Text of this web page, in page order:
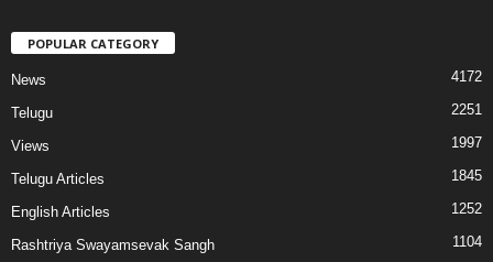
POPULAR CATEGORY
News 4172
Telugu 2251
Views 1997
Telugu Articles 1845
English Articles 1252
Rashtriya Swayamsevak Sangh 1104